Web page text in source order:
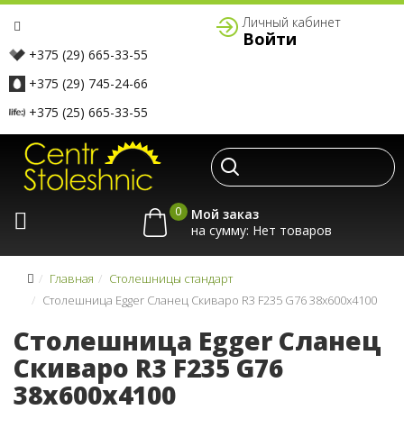
+375 (29) 665-33-55
+375 (29) 745-24-66
+375 (25) 665-33-55
Личный кабинет
Войти
0
Мой заказ
на сумму:
Главная
Столешницы стандарт
Столешница Egger Сланец Скиваро R3 F235 G76 38x600x4100
Столешница Egger Сланец
Скиваро R3 F235 G76
38x600x4100